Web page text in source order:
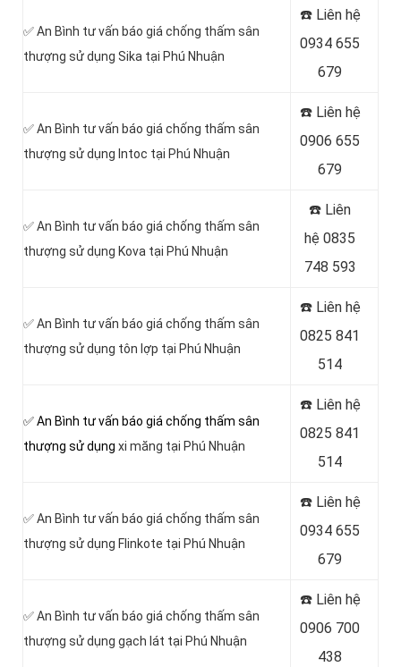
✅ An Bình tư vấn báo giá chống thấm sân
thượng sử dụng Sika tại Phú Nhuận
☎️ Liên hệ
0934 655
679
✅ An Bình tư vấn báo giá chống thấm sân
thượng sử dụng Intoc tại Phú Nhuận
☎️ Liên hệ
0906 655
679
✅ An Bình tư vấn báo giá chống thấm sân
thượng sử dụng Kova tại Phú Nhuận
☎️ Liên
hệ 0835
748 593
✅ An Bình tư vấn báo giá chống thấm sân
thượng sử dụng tôn lợp tại Phú Nhuận
☎️ Liên hệ
0825 841
514
✅ An Bình tư vấn báo giá chống thấm sân
thượng sử dụng xi măng tại Phú Nhuận
☎️ Liên hệ
0825 841
514
✅ An Bình tư vấn báo giá chống thấm sân
thượng sử dụng Flinkote tại Phú Nhuận
☎️ Liên hệ
0934 655
679
✅ An Bình tư vấn báo giá chống thấm sân
thượng sử dụng gạch lát tại Phú Nhuận
☎️ Liên hệ
0906 700
438